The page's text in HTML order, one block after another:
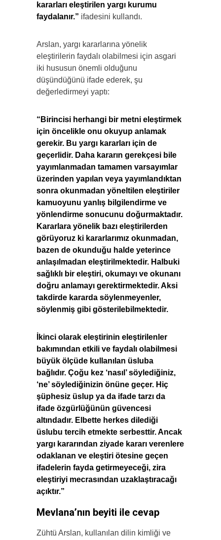
kararları eleştirilen yargı kurumu
faydalanır.” ifadesini kullandı.
Arslan, yargı kararlarına yönelik
eleştirilerin faydalı olabilmesi için asgari
iki hususun önemli olduğunu
düşündüğünü ifade ederek, şu
değerledirmeyi yaptı:
“Birincisi herhangi bir metni eleştirmek
için öncelikle onu okuyup anlamak
gerekir. Bu yargı kararları için de
geçerlidir. Daha kararın gerekçesi bile
yayımlanmadan tamamen varsayımlar
üzerinden yapılan veya yayımlandıktan
sonra okunmadan yöneltilen eleştiriler
kamuoyunu yanlış bilgilendirme ve
yönlendirme sonucunu doğurmaktadır.
Kararlara yönelik bazı eleştirilerden
görüyoruz ki kararlarımız okunmadan,
bazen de okunduğu halde yeterince
anlaşılmadan eleştirilmektedir. Halbuki
sağlıklı bir eleştiri, okumayı ve okunanı
doğru anlamayı gerektirmektedir. Aksi
takdirde kararda söylenmeyenler,
söylenmiş gibi gösterilebilmektedir.
İkinci olarak eleştirinin eleştirilenler
bakımından etkili ve faydalı olabilmesi
büyük ölçüde kullanılan üsluba
bağlıdır. Çoğu kez ‘nasıl’ söylediğiniz,
‘ne’ söylediğinizin önüne geçer. Hiç
şüphesiz üslup ya da ifade tarzı da
ifade özgürlüğünün güvencesi
altındadır. Elbette herkes dilediği
üslubu tercih etmekte serbesttir. Ancak
yargı kararından ziyade kararı verenlere
odaklanan ve eleştiri ötesine geçen
ifadelerin fayda getirmeyeceği, zira
eleştiriyi mecrasından uzaklaştıracağı
açıktır.”
Mevlana’nın beyiti ile cevap
Zühtü Arslan, kullanılan dilin kimliği ve